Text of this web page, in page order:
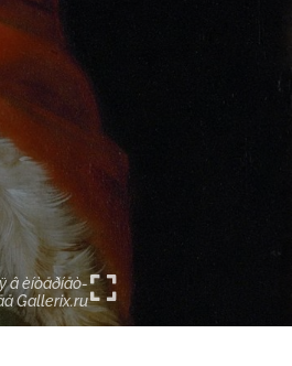
â èíòåðíåò-
Gallerix.ru